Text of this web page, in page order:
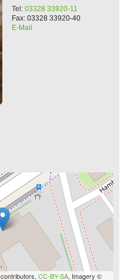
Tel: 03328 33920-11
Fax: 03328 33920-40
E-Mail
contributors, CC-BY-SA, Imagery ©